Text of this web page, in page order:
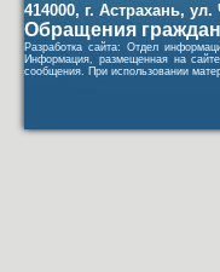
414000, г. Астрахань,
Обращения
Разработка сайта: Отдел
Информация, размещенная на
сообщения. При использовании